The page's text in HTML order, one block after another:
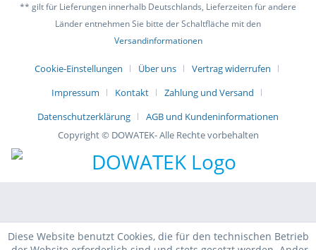
** gilt für Lieferungen innerhalb Deutschlands, Lieferzeiten für andere
Länder entnehmen Sie bitte der Schaltfläche mit den
Versandinformationen
Cookie-Einstellungen Über uns
Vertrag widerrufen
Impressum
Kontakt
Zahlung und Versand
Datenschutzerklärung
AGB und Kundeninformationen
Copyright © DOWATEK- Alle Rechte vorbehalten
Diese Website benutzt Cookies, die für den technischen Betrieb